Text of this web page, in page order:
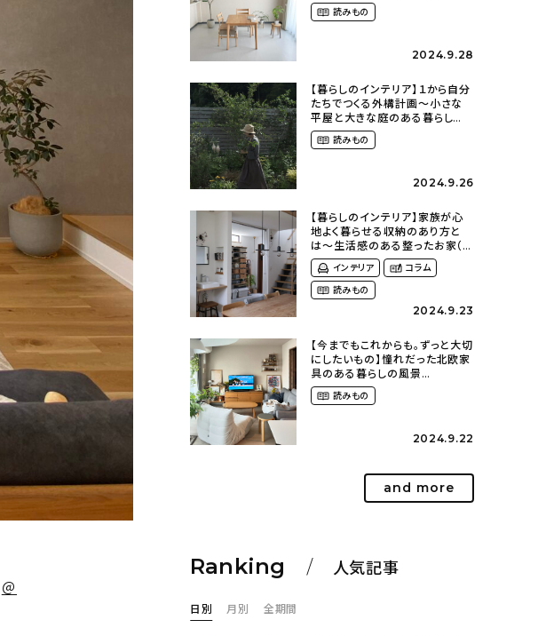
＠
さん）
読みもの
2024.9.28
【暮らしのインテリア】１から自分
たちでつくる外構計画〜小さな
平屋と大きな庭のある暮らし
（tsumikiniwaさん）
読みもの
2024.9.26
【暮らしのインテリア】家族が心
地よく暮らせる収納のあり方と
は〜生活感のある整ったお家（
kaya___ieさん）
インテリア
コラム
読みもの
2024.9.23
【今までもこれからも。ずっと大切
にしたいもの】憧れだった北欧家
具のある暮らしの風景
（m._.k_homeさん）
読みもの
2024.9.22
and more
Ranking 人気記事
日別 月別 全期間